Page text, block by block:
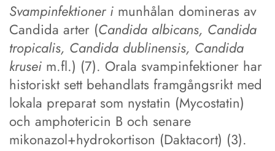
Svampinfektioner i munhålan domineras av
Candida arter (Candida albicans, Candida
tropicalis, Candida dublinensis, Candida
krusei m.fl.) (7). Orala svampinfektioner har
historiskt sett behandlats framgångsrikt med
lokala preparat som nystatin (Mycostatin)
och amphotericin B och senare
mikonazol+hydrokortison (Daktacort) (3).